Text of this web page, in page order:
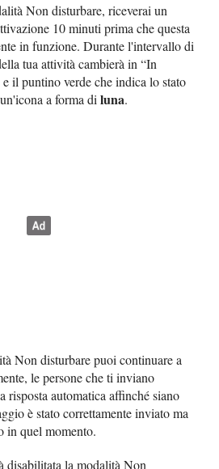
Non disturbare, riceverai un
10 minuti prima che questa
in funzione. Durante l'intervallo di
tua attività cambierà in “In
il puntino verde che indica lo stato
a forma diluna.
Non disturbare puoi continuare a
le persone che ti inviano
risposta automatica affinché siano
è stato correttamente inviato ma
in quel momento.
disabilitata la modalità Non